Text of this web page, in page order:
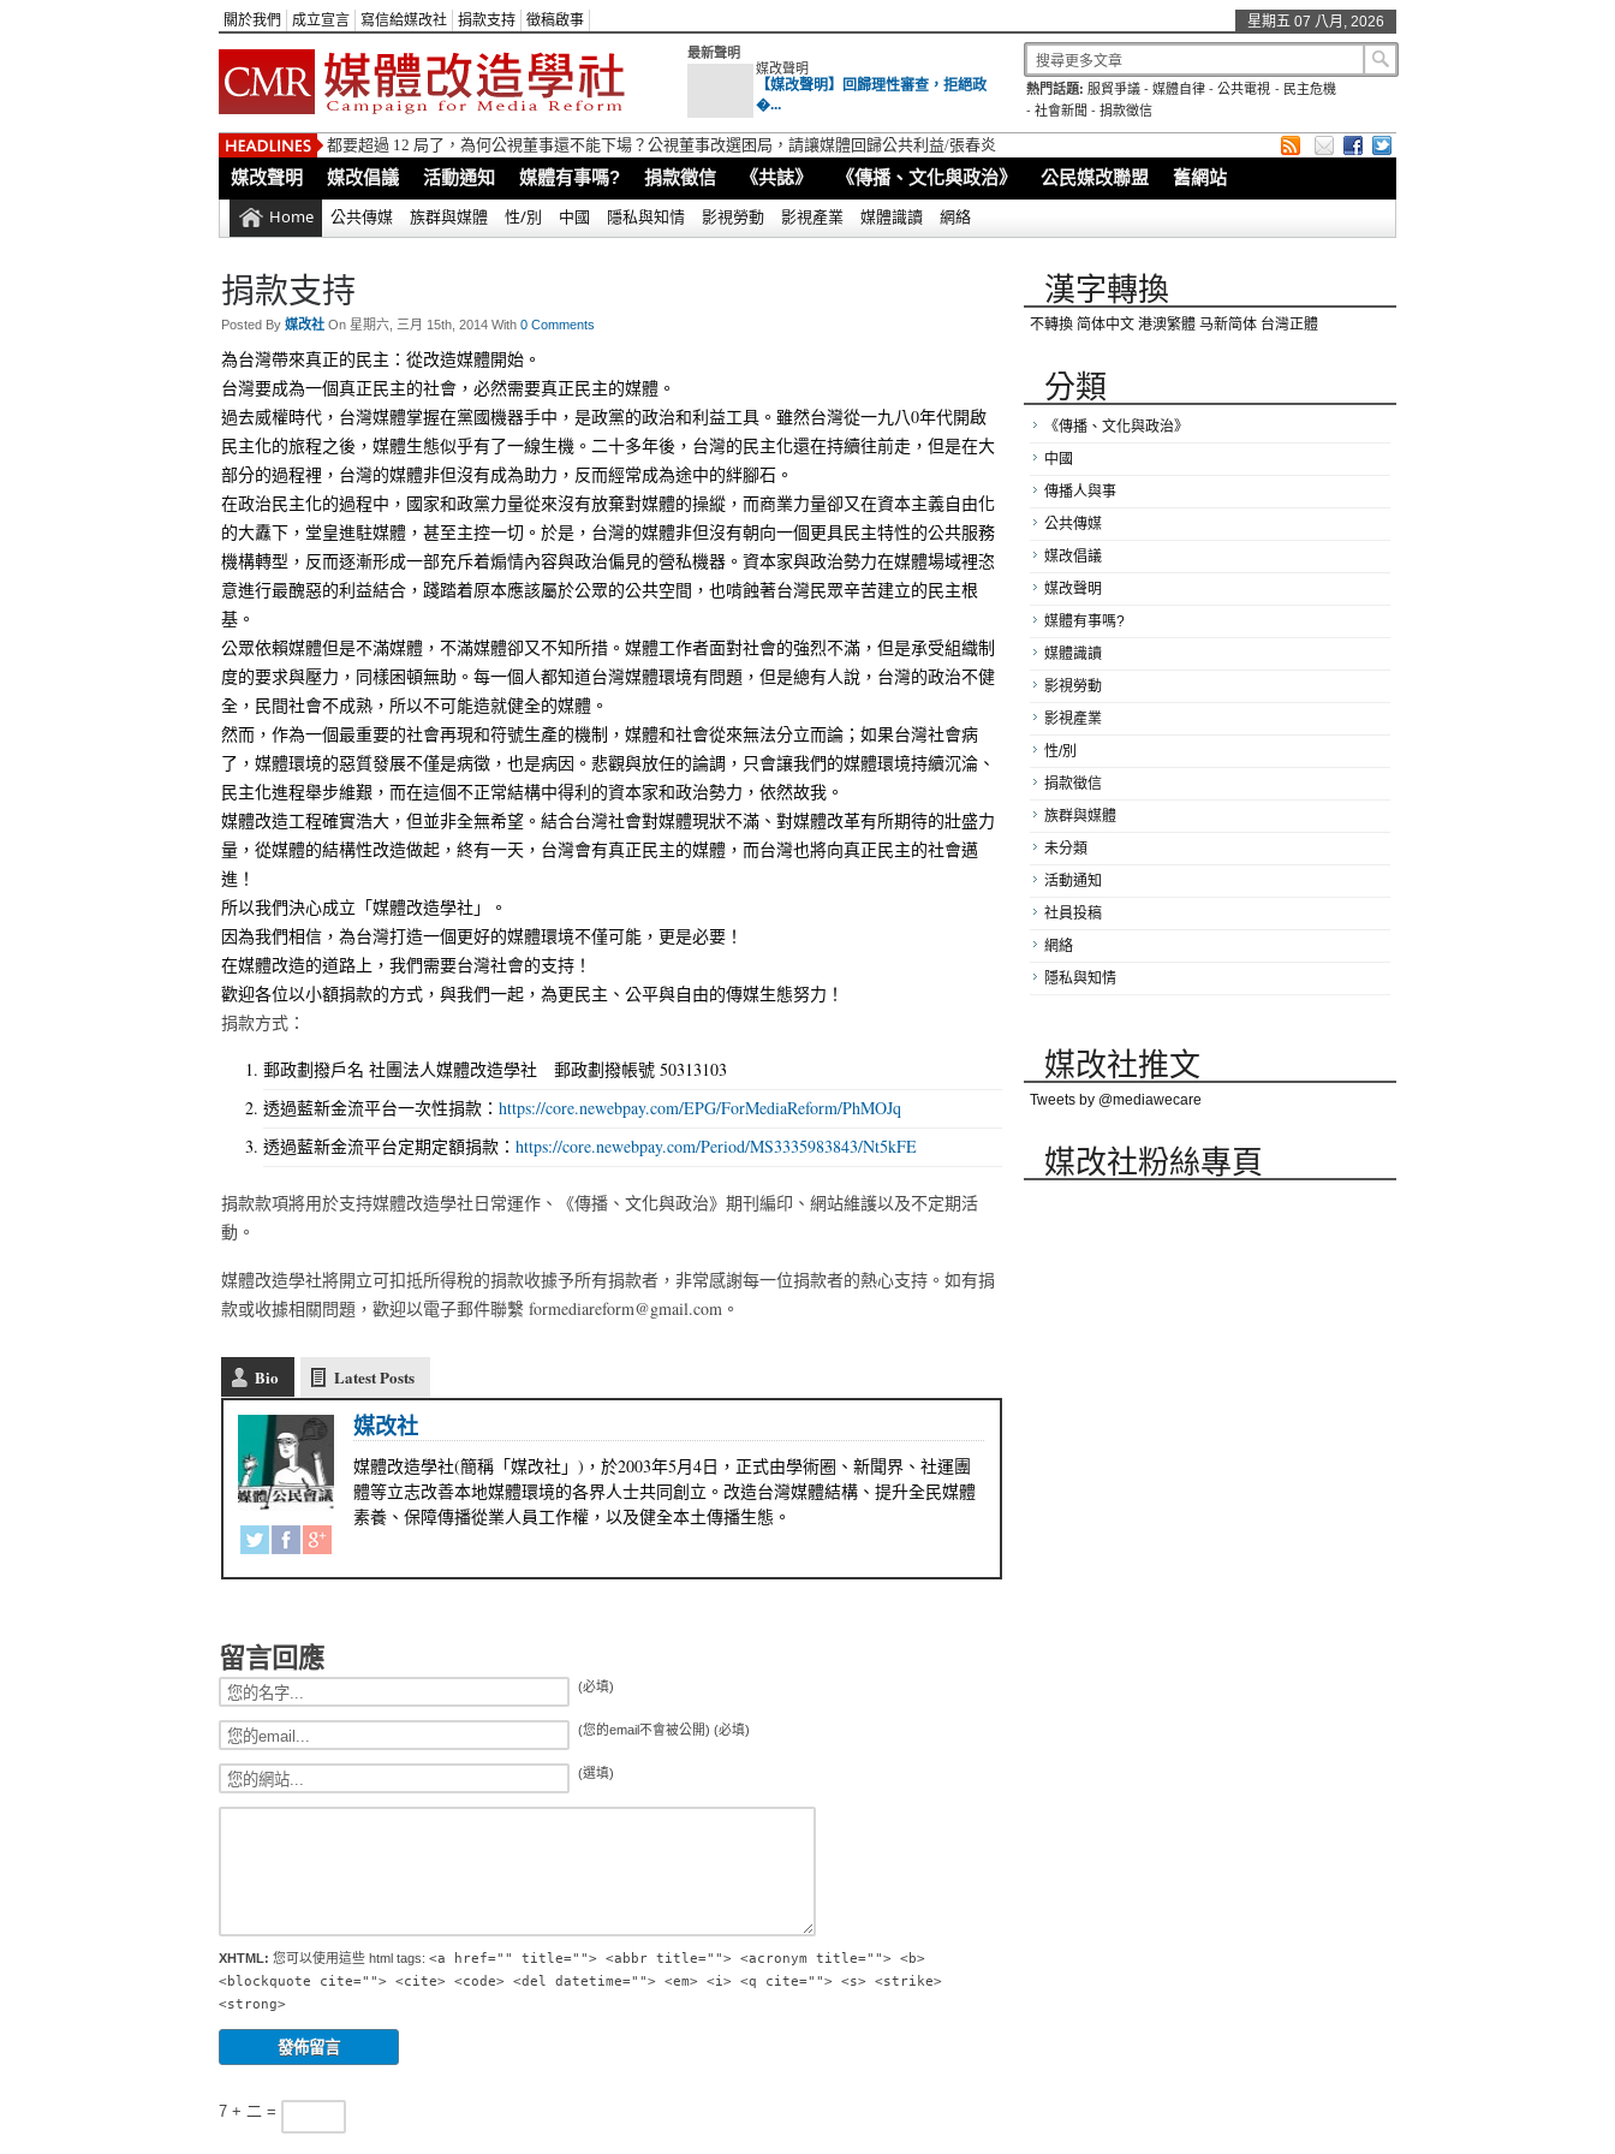
關於我們 成立宣言 寫信給媒改社 捐款支持 徵稿啟事 星期五 07 八月, 2026
最新聲明
媒改聲明
【媒改聲明】回歸理性審查，拒絕政
�...
熱門話題: 服貿爭議 -媒體自律 -公共電視 - 民主危機
- 社會新聞 - 捐款徵信
都要超過 12 局了，為何公視董事還不能下場？公視董事改選困局，請讓媒體回歸公共利益/張春炎
媒改聲明 媒改倡議 活動通知 媒體有事嗎? 捐款徵信 《共誌》 《傳播、文化與政治》 公民媒改聯盟 舊網站
Home 公共傳媒 族群與媒體 性/別 中國 隱私與知情 影視勞動 影視產業 媒體識讀 網絡
捐款支持
Posted By 媒改社 On 星期六, 三月 15th, 2014 With 0 Comments
為台灣帶來真正的民主：從改造媒體開始。
台灣要成為一個真正民主的社會，必然需要真正民主的媒體。
過去威權時代，台灣媒體掌握在黨國機器手中，是政黨的政治和利益工具。雖然台灣從一九八0年代開啟
民主化的旅程之後，媒體生態似乎有了一線生機。二十多年後，台灣的民主化還在持續往前走，但是在大
部分的過程裡，台灣的媒體非但沒有成為助力，反而經常成為途中的絆腳石。
在政治民主化的過程中，國家和政黨力量從來沒有放棄對媒體的操縱，而商業力量卻又在資本主義自由化
的大纛下，堂皇進駐媒體，甚至主控一切。於是，台灣的媒體非但沒有朝向一個更具民主特性的公共服務
機構轉型，反而逐漸形成一部充斥着煽情內容與政治偏見的營私機器。資本家與政治勢力在媒體場域裡恣
意進行最醜惡的利益結合，踐踏着原本應該屬於公眾的公共空間，也啃蝕著台灣民眾辛苦建立的民主根
基。
公眾依賴媒體但是不滿媒體，不滿媒體卻又不知所措。媒體工作者面對社會的強烈不滿，但是承受組織制
度的要求與壓力，同樣困頓無助。每一個人都知道台灣媒體環境有問題，但是總有人說，台灣的政治不健
全，民間社會不成熟，所以不可能造就健全的媒體。
然而，作為一個最重要的社會再現和符號生產的機制，媒體和社會從來無法分立而論；如果台灣社會病
了，媒體環境的惡質發展不僅是病徵，也是病因。悲觀與放任的論調，只會讓我們的媒體環境持續沉淪、
民主化進程舉步維艱，而在這個不正常結構中得利的資本家和政治勢力，依然故我。
媒體改造工程確實浩大，但並非全無希望。結合台灣社會對媒體現狀不滿、對媒體改革有所期待的壯盛力
量，從媒體的結構性改造做起，終有一天，台灣會有真正民主的媒體，而台灣也將向真正民主的社會邁
進！
所以我們決心成立「媒體改造學社」。
因為我們相信，為台灣打造一個更好的媒體環境不僅可能，更是必要！
在媒體改造的道路上，我們需要台灣社會的支持！
歡迎各位以小額捐款的方式，與我們一起，為更民主、公平與自由的傳媒生態努力！
捐款方式：
郵政劃撥戶名 社團法人媒體改造學社 郵政劃撥帳號 50313103
透過藍新金流平台一次性捐款： https://core.newebpay.com/EPG/ForMediaReform/PhMOJq
透過藍新金流平台定期定額捐款： https://core.newebpay.com/Period/MS3335983843/Nt5kFE
捐款款項將用於支持媒體改造學社日常運作、《傳播、文化與政治》期刊編印、網站維護以及不定期活
動。
媒體改造學社將開立可扣抵所得稅的捐款收據予所有捐款者，非常感謝每一位捐款者的熱心支持。如有捐
款或收據相關問題，歡迎以電子郵件聯繫 formediareform@gmail.com。
Bio Latest Posts
媒改社
媒體改造學社(簡稱「媒改社」)，於2003年5月4日，正式由學術圈、新聞界、社運團
體等立志改善本地媒體環境的各界人士共同創立。改造台灣媒體結構、提升全民媒體
素養、保障傳播從業人員工作權，以及健全本土傳播生態。
留言回應
(必填)
(您的email不會被公開) (必填)
(選填)
XHTML: 您可以使用這些 html tags: <a href="" title=""> <abbr title=""> <acronym title=""> <b>
<blockquote cite=""> <cite> <code> <del datetime=""> <em> <i> <q cite=""> <s> <strike>
<strong>
7 + 二 =
漢字轉換
不轉換 简体中文 港澳繁體 马新简体 台灣正體
分類
《傳播、文化與政治》
中國
傳播人與事
公共傳媒
媒改倡議
媒改聲明
媒體有事嗎?
媒體識讀
影視勞動
影視產業
性/別
捐款徵信
族群與媒體
未分類
活動通知
社員投稿
網絡
隱私與知情
媒改社推文
Tweets by @mediawecare
媒改社粉絲專頁